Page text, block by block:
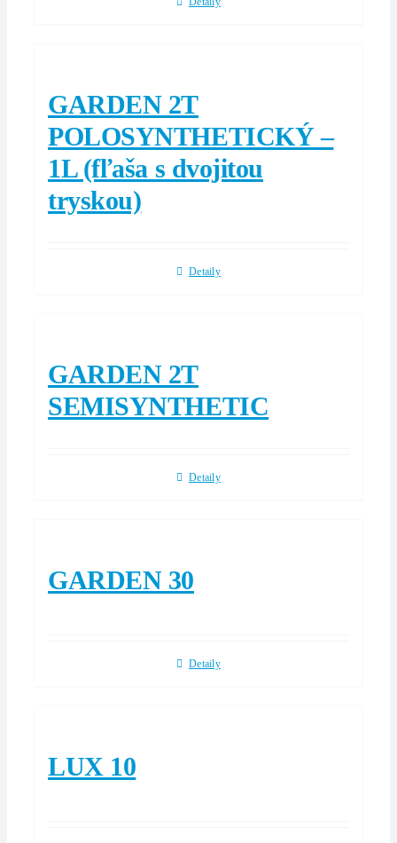
GARDEN 2T
POLOSYNTHETICKÝ –
1L (fľaša s dvojitou
tryskou)
Detaily
GARDEN 2T
SEMISYNTHETIC
Detaily
GARDEN 30
Detaily
LUX 10